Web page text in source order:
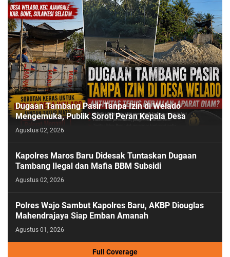
Dugaan Tambang Pasir Tanpa Izin di Welado
Mengemuka, Publik Soroti Peran Kepala Desa
Agustus 02, 2026
Kapolres Maros Baru Didesak Tuntaskan Dugaan
Tambang Ilegal dan Mafia BBM Subsidi
Agustus 02, 2026
Polres Wajo Sambut Kapolres Baru, AKBP Diouglas
Mahendrajaya Siap Emban Amanah
Agustus 01, 2026
Full Coverage